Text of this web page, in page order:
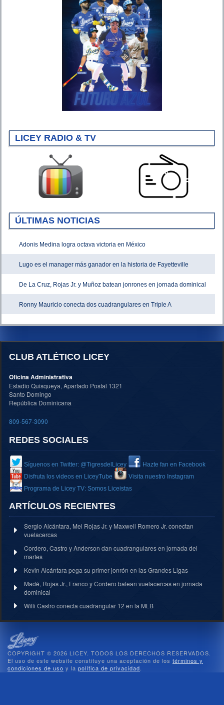
LICEY RADIO & TV
ÚLTIMAS NOTICIAS
Adonis Medina logra octava victoria en México
Lugo es el manager más ganador en la historia de Fayetteville
De La Cruz, Rojas Jr. y Muñoz batean jonrones en jornada dominical
Ronny Mauricio conecta dos cuadrangulares en Triple A
CLUB ATLÉTICO LICEY
Oficina Administrativa
Estadio Quisqueya, Apartado Postal 1321
Santo Domingo
República Dominicana
809-567-3090
REDES SOCIALES
Síguenos en Twitter: @TigresdelLicey
Hazte fan en Facebook
Disfruta los videos en LiceyTube
Visita nuestro Instagram
Programa de Licey TV: Somos Liceistas
ARTÍCULOS RECIENTES
Sergio Alcántara, Mel Rojas Jr. y Maxwell Romero Jr. conectan
vuelacercas
Cordero, Castro y Anderson dan cuadrangulares en jornada del
martes
Kevin Alcántara pega su primer jonrón en las Grandes Ligas
Madé, Rojas Jr., Franco y Cordero batean vuelacercas en jornada
dominical
Willi Castro conecta cuadrangular 12 en la MLB
COPYRIGHT © 2026 LICEY. TODOS LOS DERECHOS RESERVADOS.
El uso de este website constituye una aceptación de los términos y
condiciones de uso y la política de privacidad